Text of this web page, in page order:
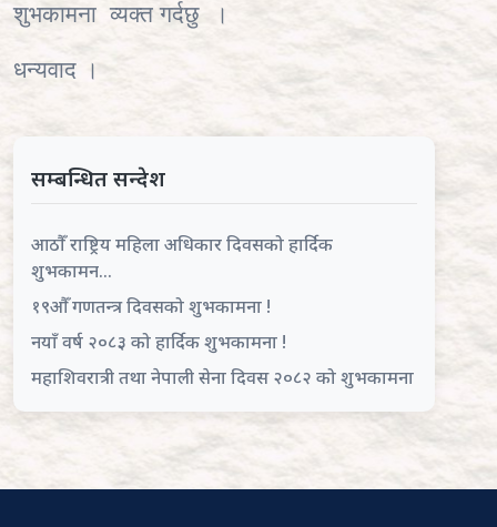
शुभकामना व्यक्त गर्दछु ।
धन्यवाद ।
सम्बन्धित सन्देश
आठौँ राष्ट्रिय महिला अधिकार दिवसको हार्दिक
शुभकामन...
१९औँ गणतन्त्र दिवसको शुभकामना !
नयाँ वर्ष २०८३ को हार्दिक शुभकामना !
महाशिवरात्री तथा नेपाली सेना दिवस २०८२ को शुभकामना